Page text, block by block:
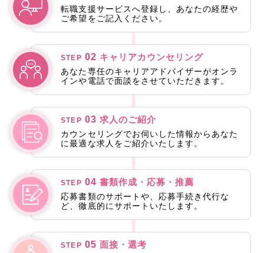
転職支援サービスへ登録し、あなたの経歴や
ご希望をご記入ください。
STEP 02 キャリアカウンセリング
あなた専任のキャリアアドバイザーがオンラ
インや電話で面談をさせていただきます。
STEP 03 求人のご紹介
カウンセリングでお伺いした情報からあなた
に最適な求人をご紹介いたします。
STEP 04 書類作成・応募・推薦
応募書類のサポートや、応募手続き代行な
ど、徹底的にサポートいたします。
STEP 05 面接・選考